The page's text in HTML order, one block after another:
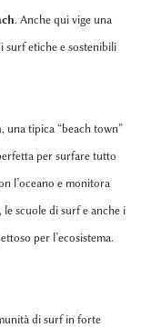
. Anche qui vige una
surf etiche e sostenibili
, una tipica “beach town”
per surfare tutto
l’oceano e monitora
scuole di surf e anche i
per l’ecosistema.
di surf in forte